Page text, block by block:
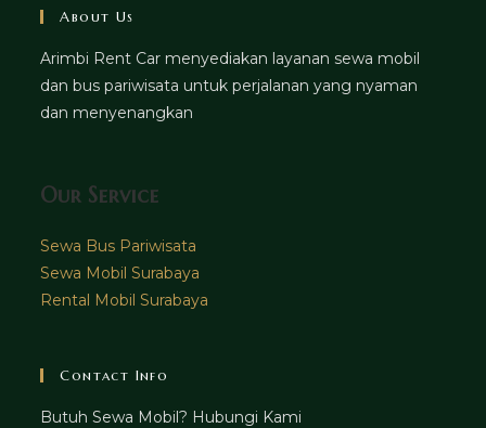
About Us
Arimbi Rent Car menyediakan layanan sewa mobil
dan bus pariwisata untuk perjalanan yang nyaman
dan menyenangkan
Our Service
Sewa Bus Pariwisata
Sewa Mobil Surabaya
Rental Mobil Surabaya
Contact Info
Butuh Sewa Mobil? Hubungi Kami